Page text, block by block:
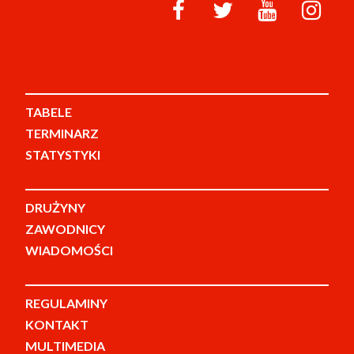
TABELE
TERMINARZ
STATYSTYKI
DRUŻYNY
ZAWODNICY
WIADOMOŚCI
REGULAMINY
KONTAKT
MULTIMEDIA